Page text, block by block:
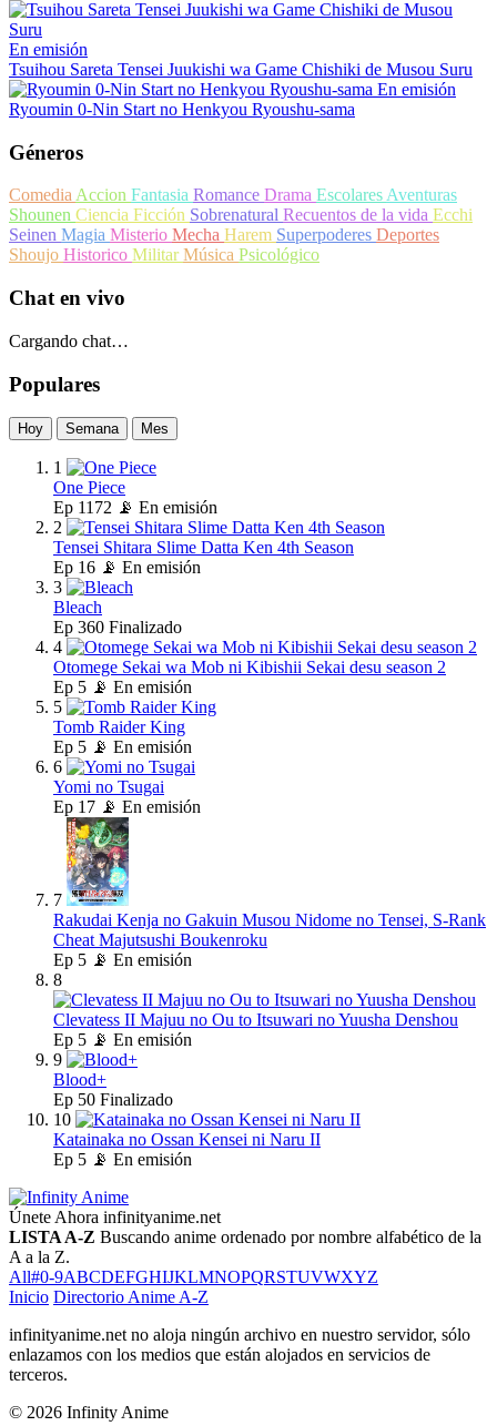
En emisión
Tsuihou Sareta Tensei Juukishi wa Game Chishiki de Musou Suru
En emisión
Ryoumin 0-Nin Start no Henkyou Ryoushu-sama
Géneros
ComediaAccion Fantasia Romance Drama EscolaresAventuras
Shounen Ciencia Ficción Sobrenatural Recuentos de la vida Ecchi
Seinen Magia Misterio Mecha Harem Superpoderes Deportes
Shoujo Historico MilitarMúsica Psicológico
Chat en vivo
Cargando chat…
Populares
Hoy Semana Mes
1
One Piece
Ep 1172 📡 En emisión
2
Tensei Shitara Slime Datta Ken 4th Season
Ep 16 📡 En emisión
3
Bleach
Ep 360 Finalizado
4
Otomege Sekai wa Mob ni Kibishii Sekai desu season 2
Ep 5 📡 En emisión
5
Tomb Raider King
Ep 5 📡 En emisión
6
Yomi no Tsugai
Ep 17 📡 En emisión
7
Rakudai Kenja no Gakuin Musou Nidome no Tensei, S-Rank
Cheat Majutsushi Boukenroku
Ep 5 📡 En emisión
8
Clevatess II Majuu no Ou to Itsuwari no Yuusha Denshou
Ep 5 📡 En emisión
9
Blood+
Ep 50 Finalizado
10
Katainaka no Ossan Kensei ni Naru II
Ep 5 📡 En emisión
Únete Ahora infinityanime.net
LISTA A-Z Buscando anime ordenado por nombre alfabético de la
A a la Z.
All#0-9ABCDEFGHIJKLMNOPQRSTUVWXYZ
Inicio Directorio Anime A-Z
infinityanime.net no aloja ningún archivo en nuestro servidor, sólo
enlazamos con los medios que están alojados en servicios de
terceros.
© 2026 Infinity Anime